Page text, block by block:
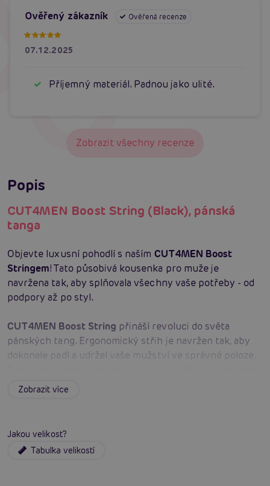
Ověřený zákazník Ověřená recenze
07.12.2025
Příjemný materiál. Padnou jako ulité.
Zobrazit všechny recenze
Popis
CUT4MEN Boost String (Black), pánská
tanga
Objevte luxusní pohodlí s naším CUT4MEN Boost
Stringem! Tato působivá kousenka pro muže je
navržena tak, aby splňovala všechny vaše potřeby - od
podpory až po styl.
CUT4MEN Boost String přináší revoluci do světa
pánských tang. Ergonomický střih je navržen tak, aby
dokonale padl a udržel vaše mužství ve správné poloze.
přiléhavým oblečením.
chtít sundat! Navíc černá barva dodává potřebnou
už toužíte popohodlí
Zobrazit více
Jakou velikost?
Tabulka velikostí